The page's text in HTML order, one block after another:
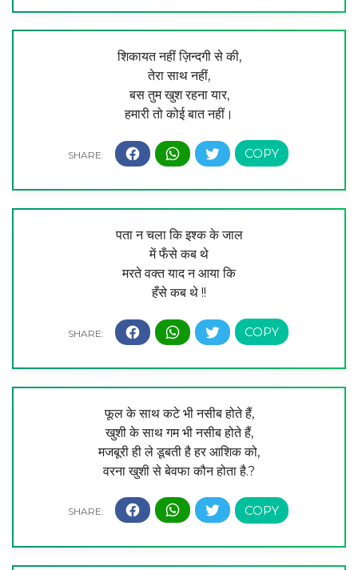
शिकायत नहीं ज़िन्दगी से की,
तेरा साथ नहीं,
बस तुम खुश रहना यार,
हमारी तो कोई बात नहीं।
पता न चला कि इश्क के जाल
में फँसे कब थे
मरते वक्त याद न आया कि
हँसे कब थे !!
फूल के साथ कटे भी नसीब होते हैं,
खुशी के साथ गम भी नसीब होते हैं,
मजबूरी ही ले डूबती है हर आशिक को,
वरना खुशी से बेवफा कौन होता है.?